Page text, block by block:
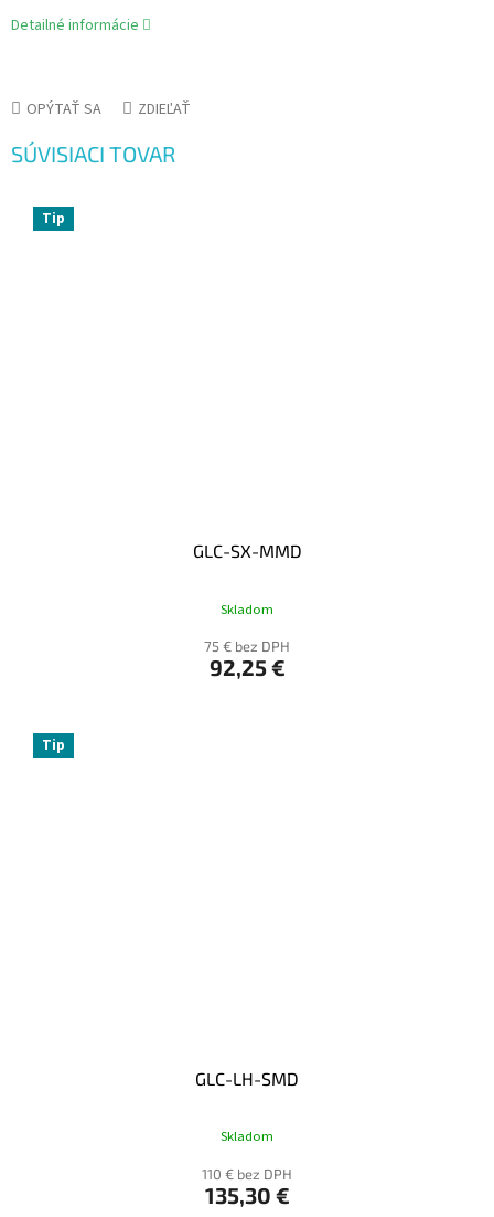
Detailné informácie
OPÝTAŤ SA ZDIEĽAŤ
SÚVISIACI TOVAR
Tip
GLC-SX-MMD
Skladom
75 € bez DPH
92,25 €
Tip
GLC-LH-SMD
Skladom
110 € bez DPH
135,30 €